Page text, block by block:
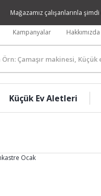
Mağazamız çalışanlarınla şimdi
Kampanyalar Hakkımızda
Küçük Ev Aletleri